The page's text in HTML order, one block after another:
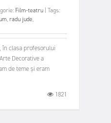
Film-teatru Tags:
,radu jude,
în clasa profesorului
Decorative a
de teme și eram
1821